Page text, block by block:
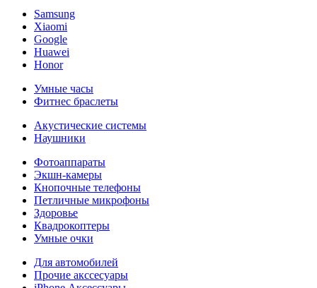
Samsung
Xiaomi
Google
Huawei
Honor
Умные часы
Фитнес браслеты
Акустические системы
Наушники
Фотоаппараты
Экшн-камеры
Кнопочные телефоны
Петличные микрофоны
Здоровье
Квадрокоптеры
Умные очки
Для автомобилей
Прочие акссесуары